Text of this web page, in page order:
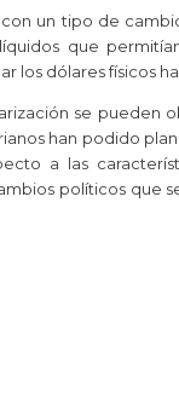
un tipo de
que
los dólares físicos
se pueden
han podido
a las
políticos que